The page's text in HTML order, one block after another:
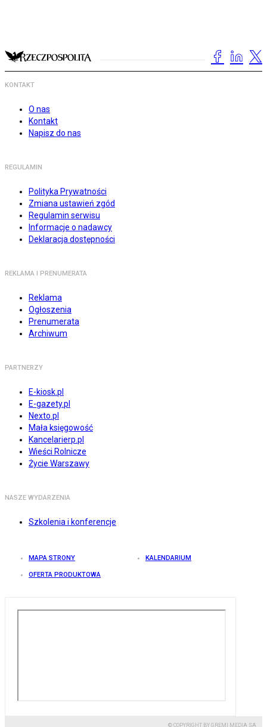
KONTAKT
O nas
Kontakt
Napisz do nas
REGULAMIN
Polityka Prywatności
Zmiana ustawień zgód
Regulamin serwisu
Informacje o nadawcy
Deklaracja dostępności
REKLAMA I PRENUMERATA
Reklama
Ogłoszenia
Prenumerata
Archiwum
PARTNERZY
E-kiosk.pl
E-gazety.pl
Nexto.pl
Mała księgowość
Kancelarierp.pl
Wieści Rolnicze
Życie Warszawy
NASZE WYDARZENIA
Szkolenia i konferencje
MAPA STRONY KALENDARIUM
OFERTA PRODUKTOWA
© COPYRIGHT BY GREMI MEDIA SA